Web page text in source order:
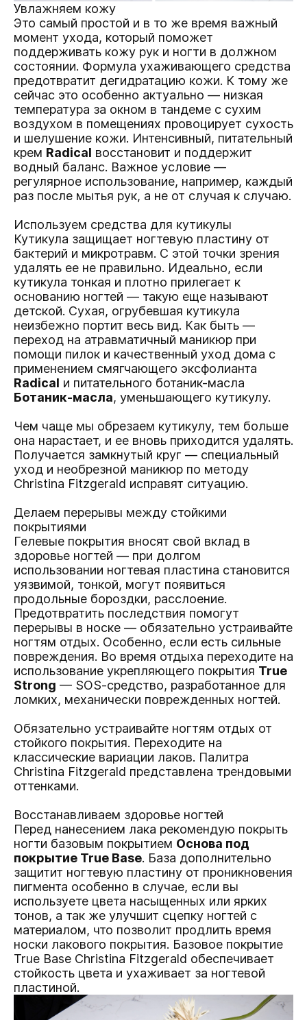
Увлажняем кожу
Это самый простой и в то же время важный
момент ухода, который поможет
поддерживать кожу рук и ногти в должном
состоянии. Формула ухаживающего средства
предотвратит дегидратацию кожи. К тому же
сейчас это особенно актуально — низкая
температура за окном в тандеме с сухим
воздухом в помещениях провоцирует сухость
и шелушение кожи. Интенсивный, питательный
крем Radical восстановит и поддержит
водный баланс. Важное условие —
регулярное использование, например, каждый
раз после мытья рук, а не от случая к случаю.
Используем средства для кутикулы
Кутикула защищает ногтевую пластину от
бактерий и микротравм. С этой точки зрения
удалять ее не правильно. Идеально, если
кутикула тонкая и плотно прилегает к
основанию ногтей — такую еще называют
детской. Сухая, огрубевшая кутикула
неизбежно портит весь вид. Как быть —
переход на атравматичный маникюр при
помощи пилок и качественный уход дома с
применением смягчающего эксфолианта
Radical и питательного ботаник-масла
Ботаник-масла, уменьшающего кутикулу.
Чем чаще мы обрезаем кутикулу, тем больше
она нарастает, и ее вновь приходится удалять.
Получается замкнутый круг — специальный
уход и необрезной маникюр по методу
Christina Fitzgerald исправят ситуацию.
Делаем перерывы между стойкими
покрытиями
Гелевые покрытия вносят свой вклад в
здоровье ногтей — при долгом
использовании ногтевая пластина становится
уязвимой, тонкой, могут появиться
продольные бороздки, расслоение.
Предотвратить последствия помогут
перерывы в носке — обязательно устраивайте
ногтям отдых. Особенно, если есть сильные
повреждения. Во время отдыха переходите на
использование укрепляющего покрытия True
Strong — SOS-cредство, разработанное для
ломких, механически поврежденных ногтей.
Обязательно устраивайте ногтям отдых от
стойкого покрытия. Переходите на
классические вариации лаков. Палитра
Christina Fitzgerald представлена трендовыми
оттенками.
Восстанавливаем здоровье ногтей
Перед нанесением лака рекомендую покрыть
ногти базовым покрытием Основа под
покрытие True Base. База дополнительно
защитит ногтевую пластину от проникновения
пигмента особенно в случае, если вы
используете цвета насыщенных или ярких
тонов, а так же улучшит сцепку ногтей с
материалом, что позволит продлить время
носки лакового покрытия. Базовое покрытие
True Base Christina Fitzgerald обеспечивает
стойкость цвета и ухаживает за ногтевой
пластиной.